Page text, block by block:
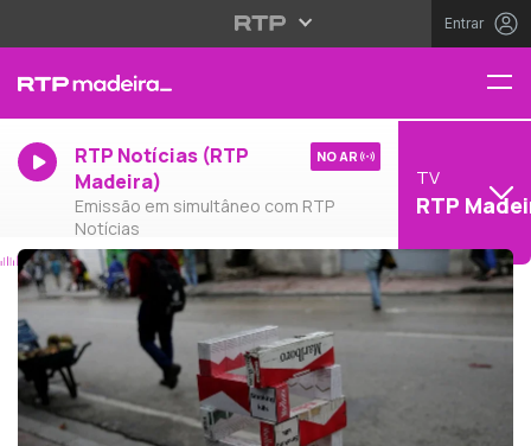
Entrar
RTP Notícias (RTP
Madeira)
Emissão em simultâneo com RTP
Notícias
NO AR
TV
RTP